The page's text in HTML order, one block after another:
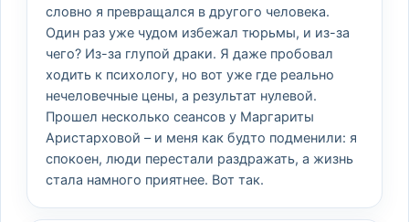
словно я превращался в другого человека.
Один раз уже чудом избежал тюрьмы, и из-за
чего? Из-за глупой драки. Я даже пробовал
ходить к психологу, но вот уже где реально
нечеловечные цены, а результат нулевой.
Прошел несколько сеансов у Маргариты
Аристарховой – и меня как будто подменили: я
спокоен, люди перестали раздражать, а жизнь
стала намного приятнее. Вот так.